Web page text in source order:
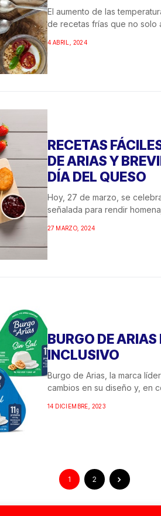
El aumento de las
de recetas frías que no solo
4 ABRIL, 2024
RECETAS
DE ARIAS Y
DÍA DEL QUESO
Hoy, 27 de marzo, se
señalada para rendir
27 MARZO, 2024
BURGO DE
INCLUSIVO
Burgo de Arias, la marca
cambios en su diseño y, en
14 DICIEMBRE, 2023
1 2